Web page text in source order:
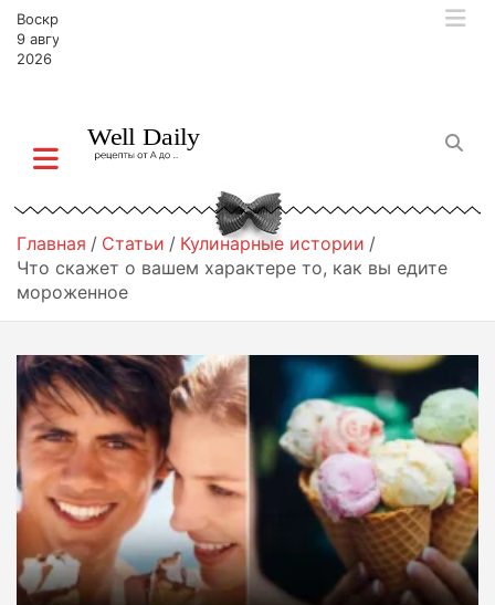
Воскресенье,
9 августа,
2026
Главная Статьи
Кулинарные истории
Что скажет о вашем характере то, как вы едите
мороженное